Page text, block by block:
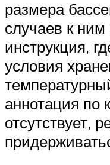
размера
случаев к ним
инструкция,
условия
аннотация по
отсутствует,